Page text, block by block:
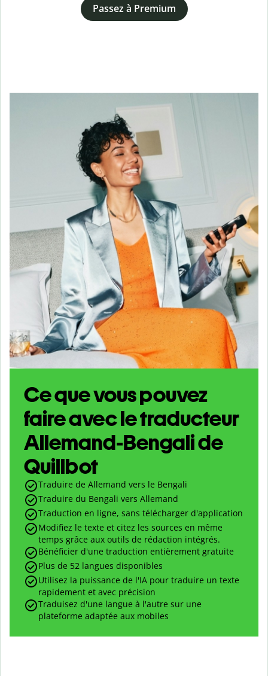
Passez à Premium
Ce que vous pouvez
faire avec le traducteur
Allemand-Bengali de
Quillbot
Traduire de Allemand vers le Bengali
Traduire du Bengali vers Allemand
Traduction en ligne, sans télécharger d'application
Modifiez le texte et citez les sources en même
temps grâce aux outils de rédaction intégrés.
Bénéficier d'une traduction entièrement gratuite
Plus de 52 langues disponibles
Utilisez la puissance de l'IA pour traduire un texte
rapidement et avec précision
Traduisez d'une langue à l'autre sur une
plateforme adaptée aux mobiles